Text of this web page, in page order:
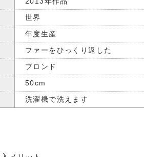
世界
年度生産
ファーをひっくり返した
ブロンド
50cm
洗濯機で洗えます